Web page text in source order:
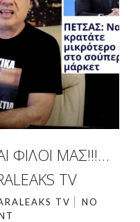
ΦΊΛΟΙ ΜΑΣ!!!…
TV
TV
NO